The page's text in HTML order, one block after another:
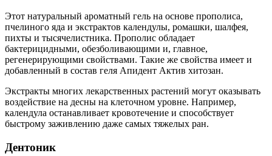
Этот натуральный ароматный гель на основе прополиса,
пчелиного яда и экстрактов календулы, ромашки, шалфея,
пихты и тысячелистника. Прополис обладает
бактерицидными, обезболивающими и, главное,
регенерирующими свойствами. Такие же свойства имеет и
добавленный в состав геля Апидент Актив хитозан.
Экстракты многих лекарственных растений могут оказывать
воздействие на десны на клеточном уровне. Например,
календула останавливает кровотечение и способствует
быстрому заживлению даже самых тяжелых ран.
Дентоник